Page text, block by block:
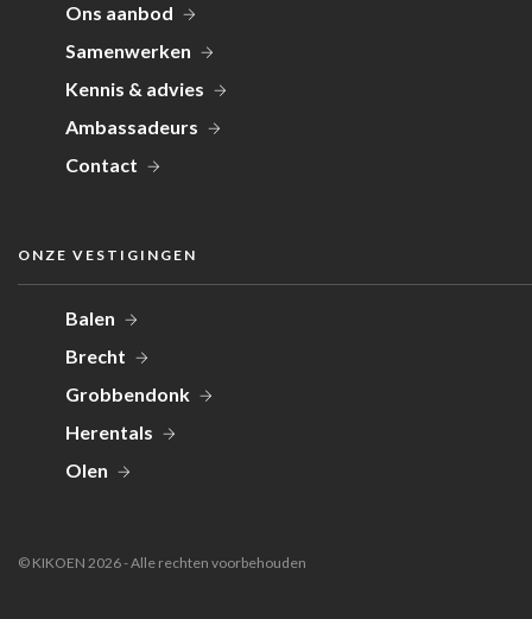
Ons aanbod
Samenwerken
Kennis & advies
Ambassadeurs
Contact
ONZE VESTIGINGEN
Balen
Brecht
Grobbendonk
Herentals
Olen
© KIKOEN 2026 - Alle rechten voorbehouden